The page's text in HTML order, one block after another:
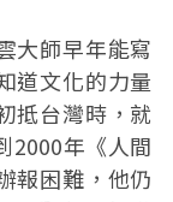
大師早年能寫
道文化的力量
抵台灣時，就
2000年《人間
報困難，他仍